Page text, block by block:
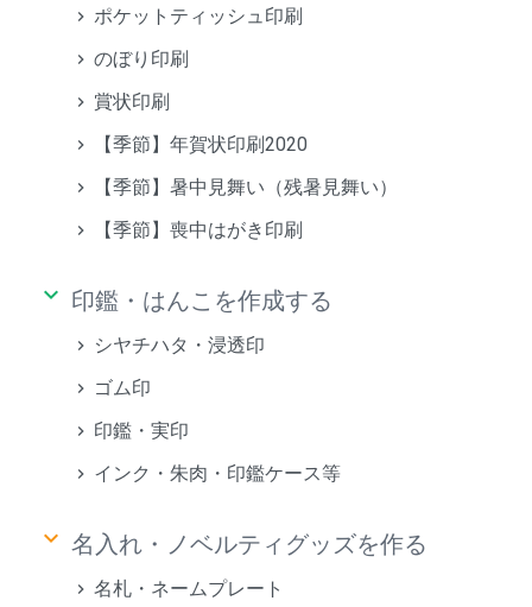
ポケットティッシュ印刷
のぼり印刷
賞状印刷
【季節】年賀状印刷2020
【季節】暑中見舞い（残暑見舞い）
【季節】喪中はがき印刷
keyboard_arrow_down 印鑑・はんこを作成する
シヤチハタ・浸透印
ゴム印
印鑑・実印
インク・朱肉・印鑑ケース等
keyboard_arrow_down 名入れ・ノベルティグッズを作る
名札・ネームプレート